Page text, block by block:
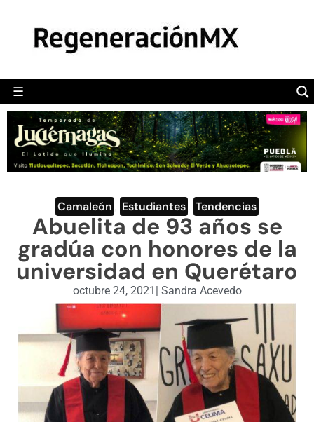
☰
POLÍTICA
CAMALEÓN
OPINIÓN
DEPORTES
ENGLISH SECTION
VIDEOS
Camaleón Estudiantes Tendencias
Abuelita de 93 años se
gradúa con honores de la
universidad en Querétaro
octubre 24, 2021 | Sandra Acevedo